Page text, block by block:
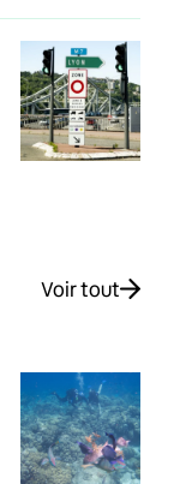
Voir tout